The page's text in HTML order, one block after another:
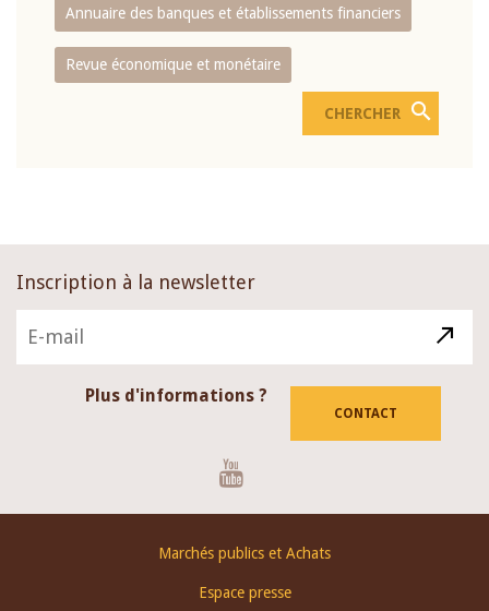
Annuaire des banques et établissements financiers
Revue économique et monétaire
Inscription à la newsletter
Plus d'informations ?
CONTACT
Marchés publics et Achats
Espace presse